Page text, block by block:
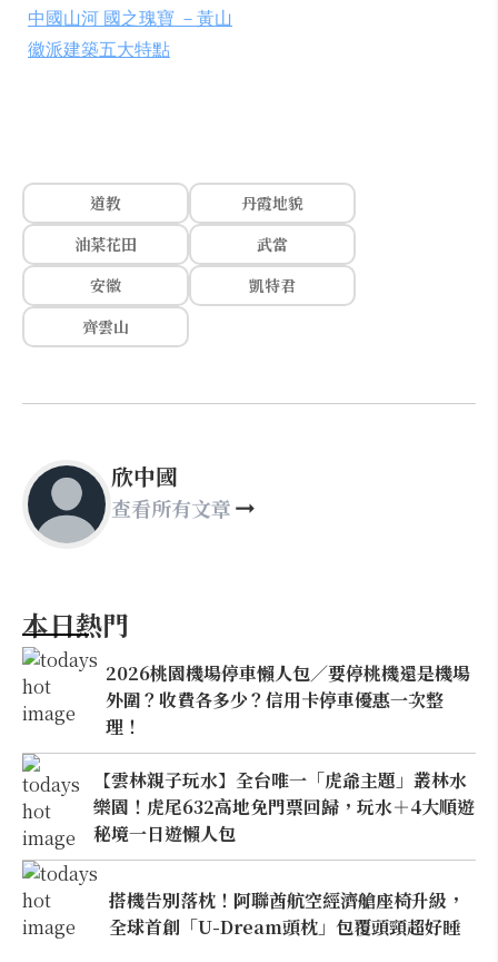
中國山河 國之瑰寶 －黃山
徽派建築五大特點
道教
丹霞地貌
油菜花田
武當
安徽
凱特君
齊雲山
欣中國
查看所有文章
本日熱門
2026桃園機場停車懶人包／要停桃機還是機場
外圍？收費各多少？信用卡停車優惠一次整
理！
【雲林親子玩水】全台唯一「虎爺主題」叢林水
樂園！虎尾632高地免門票回歸，玩水＋4大順遊
秘境一日遊懶人包
搭機告別落枕！阿聯酋航空經濟艙座椅升級，
全球首創「U-Dream頭枕」包覆頭頸超好睡